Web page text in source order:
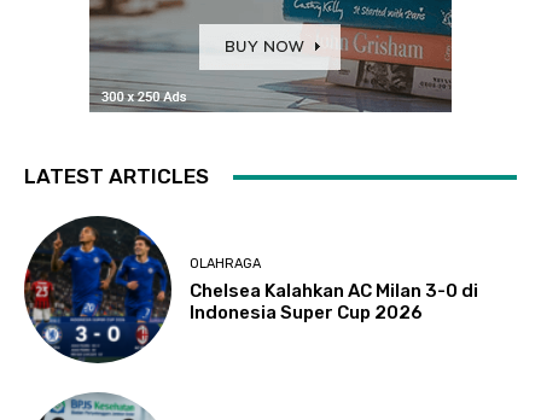
LATEST ARTICLES
OLAHRAGA
Chelsea Kalahkan AC Milan 3-0 di
Indonesia Super Cup 2026